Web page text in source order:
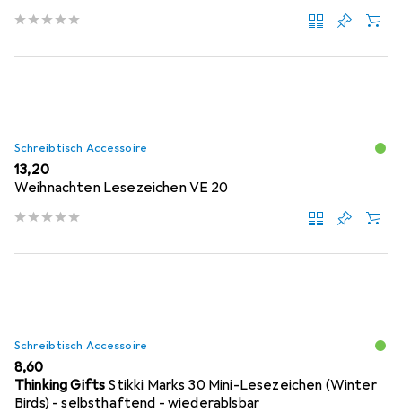
Schreibtisch Accessoire
EUR
13,20
Weihnachten Lesezeichen VE 20
Schreibtisch Accessoire
EUR
8,60
Thinking Gifts Stikki Marks 30 Mini-Lesezeichen (Winter
Birds) - selbsthaftend - wiederablsbar